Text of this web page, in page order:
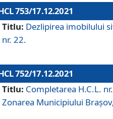
753/17.12.2021
Titlu: Dezlipirea imobilului
nr. 22.
752/17.12.2021
Titlu: Completarea H.C.L.
Zonarea Municipiului